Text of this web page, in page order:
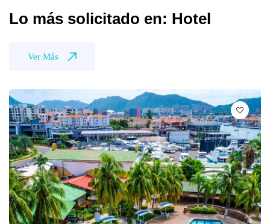
Lo más solicitado en: Hotel
Ver Más